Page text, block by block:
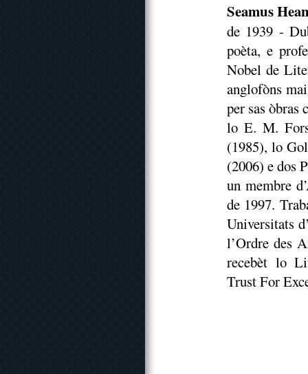
Seamus
de 1939 -
poèta, e
Nobel de
anglofòns
per sas
lo E. M.
(1985), lo
(2006) e dos
un membre
de 1997.
Universitats
l’Ordre des
recebèt lo
Trust For